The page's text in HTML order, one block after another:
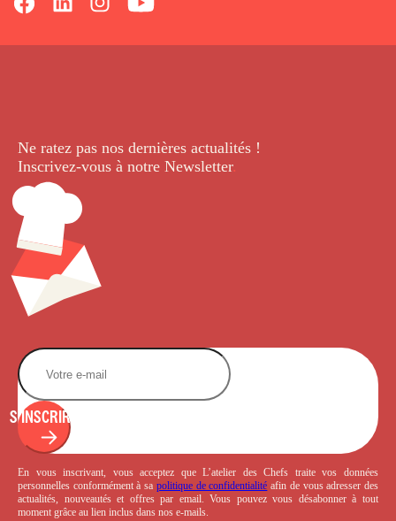
Ne ratez pas nos dernières actualités !
Inscrivez-vous à notre Newsletter.
S'INSCRIRE
En vous inscrivant, vous acceptez que L’atelier des Chefs traite vos données
personnelles conformément à sa politique de confidentialité afin de vous adresser des
actualités, nouveautés et offres par email. Vous pouvez vous désabonner à tout
moment grâce au lien inclus dans nos e-mails.